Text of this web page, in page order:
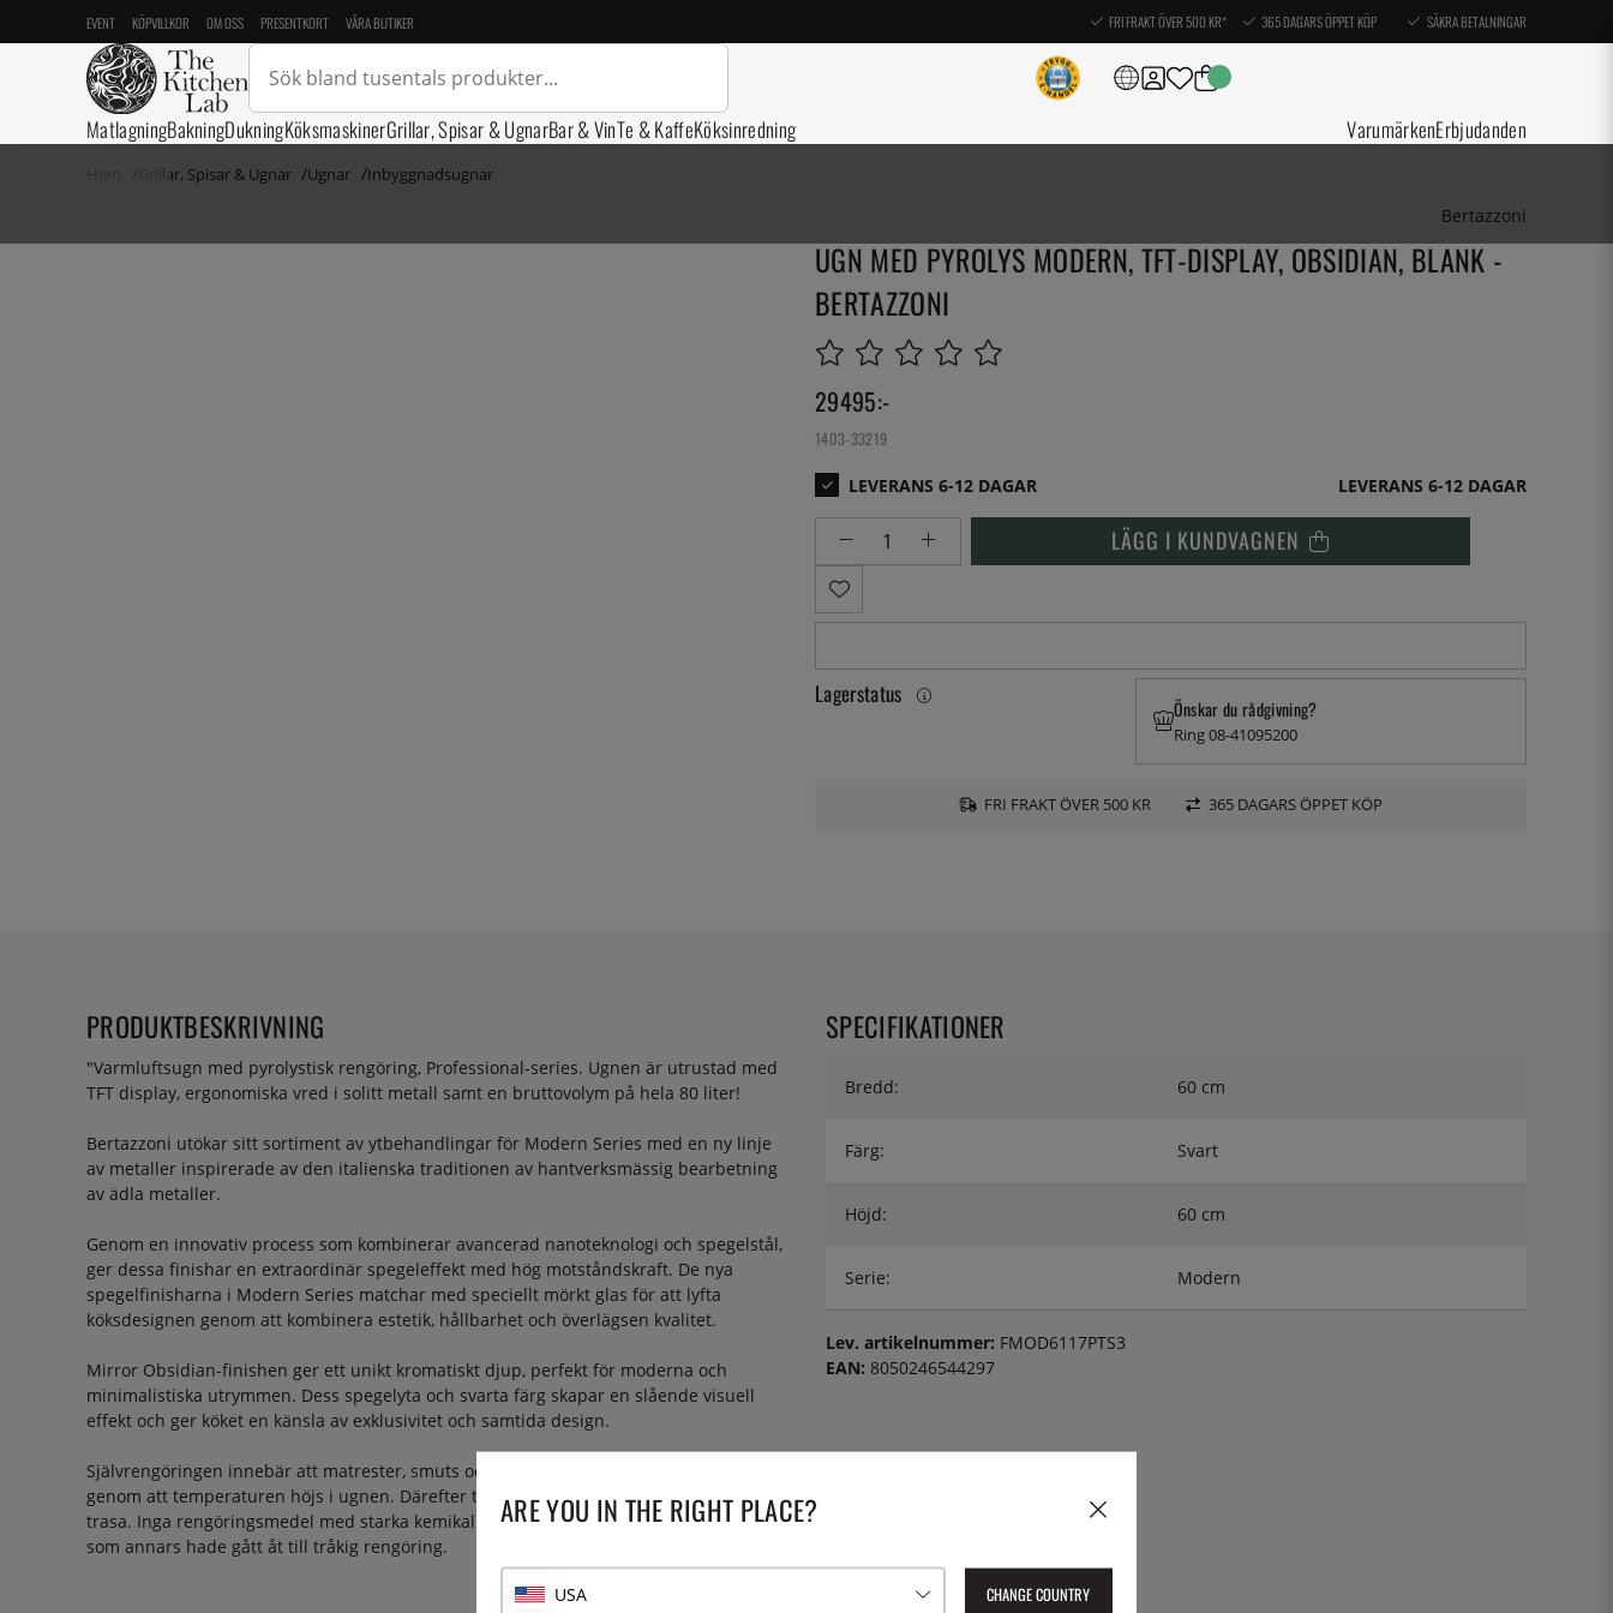
EVENT KÖPVILLKOR OM OSS PRESENTKORT VÅRA BUTIKER FRI FRAKT ÖVER 500 KR* 365 DAGARS ÖPPET KÖP SÄKRA BETALNINGAR
MatlagningBakningDukningKöksmaskinerGrillar, Spisar & UgnarBar & VinTe & KaffeKöksinredning VarumärkenErbjudanden
Grillar, Spisar & Ugnar Ugnar Inbyggnadsugnar
Bertazzoni
UGN MED PYROLYS MODERN, TFT-DISPLAY, OBSIDIAN, BLANK -
BERTAZZONI
29495:-
1403-33219
LEVERANS 6-12 DAGAR
LÄGG I KUNDVAGNEN
Lagerstatus
Önskar du rådgivning?
Ring 08-41095200
FRI FRAKT ÖVER 500 KR 365 DAGARS ÖPPET KÖP
PRODUKTBESKRIVNING
"Varmluftsugn med pyrolystisk rengöring, Professional-series. Ugnen är utrustad med
TFT display, ergonomiska vred i solitt metall samt en bruttovolym på hela 80 liter!
Bertazzoni utökar sitt sortiment av ytbehandlingar för Modern Series med en ny linje
av metaller inspirerade av den italienska traditionen av hantverksmässig bearbetning
av ädla metaller.
Genom en innovativ process som kombinerar avancerad nanoteknologi och spegelstål,
ger dessa finishar en extraordinär spegeleffekt med hög motståndskraft. De nya
spegelfinisharna i Modern Series matchar med speciellt mörkt glas för att lyfta
köksdesignen genom att kombinera estetik, hållbarhet och överlägsen kvalitet.
Mirror Obsidian-finishen ger ett unikt kromatiskt djup, perfekt för moderna och
minimalistiska utrymmen. Dess spegelyta och svarta färg skapar en slående visuell
effekt och ger köket en känsla av exklusivitet och samtida design.
Självrengöringen innebär att matrester, smuts och fett förbränns och blir till aska
genom att temperaturen höjs i ugnen. Därefter torkar man bara ur askan med en
trasa. Inga rengöringsmedel med starka kemikalier behövs alltså och du sparar tid
som annars hade gått åt till tråkig rengöring.
SPECIFIKATIONER
Bredd: 60 cm
Färg: Svart
Höjd: 60 cm
Serie: Modern
Lev. artikelnummer: FMOD6117PTS3
EAN: 8050246544297
ARE YOU IN THE RIGHT PLACE?
USA CHANGE COUNTRY